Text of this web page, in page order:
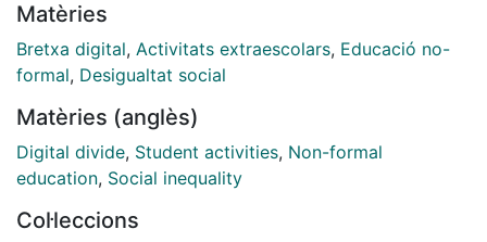
escolar sobre la desigualdad de aprendizaje entre
niños de diferentes contextos sociales en Cataluña. A
partir de los datos de una encuesta en línea realizada
con hijos entre 3 y 18 años, nuestro análisis muestra
que las oportunidades de aprendizaje varían
significativamente en función de las características del
consiguieron adaptarse a las nuevas circunstancias
Matèries
Bretxa digital, Activitats extraescolars, Educació no-
formal, Desigualtat social
Matèries (anglès)
Digital divide, Student activities, Non-formal
education, Social inequality
Col·leccions